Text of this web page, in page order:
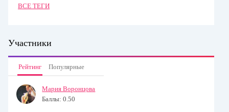
ВСЕ ТЕГИ
Участники
Рейтинг Популярные
Мария Воронцова
Баллы: 0.50